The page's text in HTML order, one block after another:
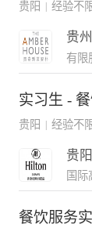
贵阳 经验不
贵
有限
实习生 - 餐
贵阳 | 经验不
贵
国际
餐饮服务